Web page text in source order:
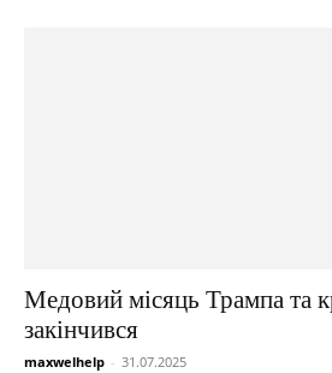
Медовий місяць Трампа та
закінчився
maxwelhelp - 31.07.2025